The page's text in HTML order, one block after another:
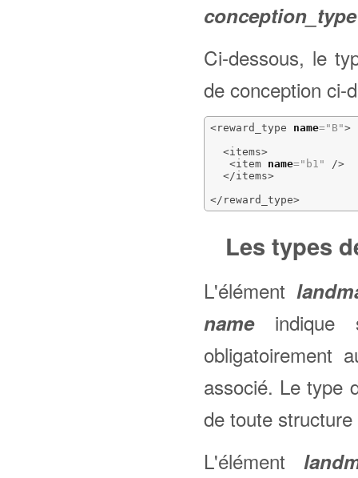
conception_type
Ci-dessous, le
de conception ci-
<reward_type name="B">
<items>
<item
name="b1"
/>
</items>
</reward_type>
Les types
L'élément
nameindique
obligatoirement
associé. Le type
de toute
L'élément